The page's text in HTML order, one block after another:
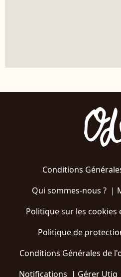
Conditions
Qui sommes-nous ?|
Politique sur les
Politique de
Conditions Générales de
Notifications | Gérer Utiq